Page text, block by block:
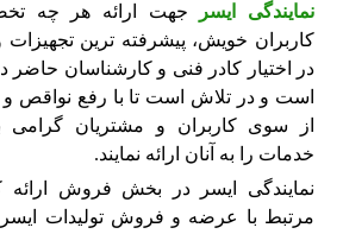
نمایندگی ایسر
جهت ارائه هر چه
کاربران خویش، پیشرفته ترین تجهیزات و
در اختیار کادر فنی و کارشناسان حاضر
است و در تلاش است تا با رفع نواقص
از سوی کاربران و مشتریان گرامی
خدمات را به آنان ارائه نمایند.
نمایندگی ایسر در بخش فروش ارائه
مرتبط با عرضه و فروش تولیدات